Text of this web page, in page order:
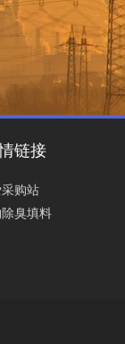
链接
采购站
臭填料